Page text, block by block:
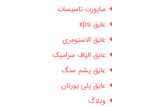
ساپورت تاسیسات
عایق xps
عایق الاستومری
عایق الیاف سرامیک
عایق پشم سنگ
عایق پلی یورتان
وبلاگ